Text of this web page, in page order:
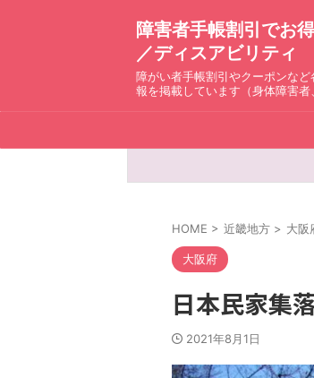
障害者手帳割引でお
／ディスアビリティ
障がい者手帳割引やクーポンな
報を掲載しています（身体障害者
HOME > 近畿地方 > 大阪
大阪府
日本民家集
2021年8月1日